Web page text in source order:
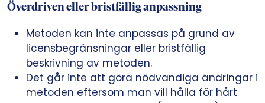
Överdriven eller bristfällig anpassning
Metoden kan inte anpassas på grund av
licensbegränsningar eller bristfällig
beskrivning av metoden.
Det går inte att göra nödvändiga ändringar i
metoden eftersom man vill hålla för hårt